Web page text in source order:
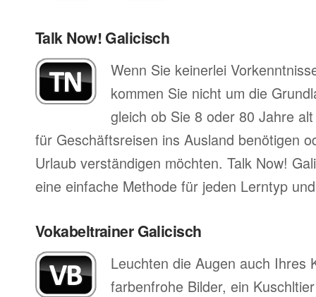
Talk Now! Galicisch
Wenn Sie keinerlei
kommen Sie nicht um die
gleich ob Sie 8 oder 80 Jahre
für Geschäftsreisen ins Ausland benötigen
Urlaub verständigen möchten. Talk Now!
eine einfache Methode für jeden Lerntyp
Vokabeltrainer Galicisch
Leuchten die Augen auch Ihres
farbenfrohe Bilder, ein